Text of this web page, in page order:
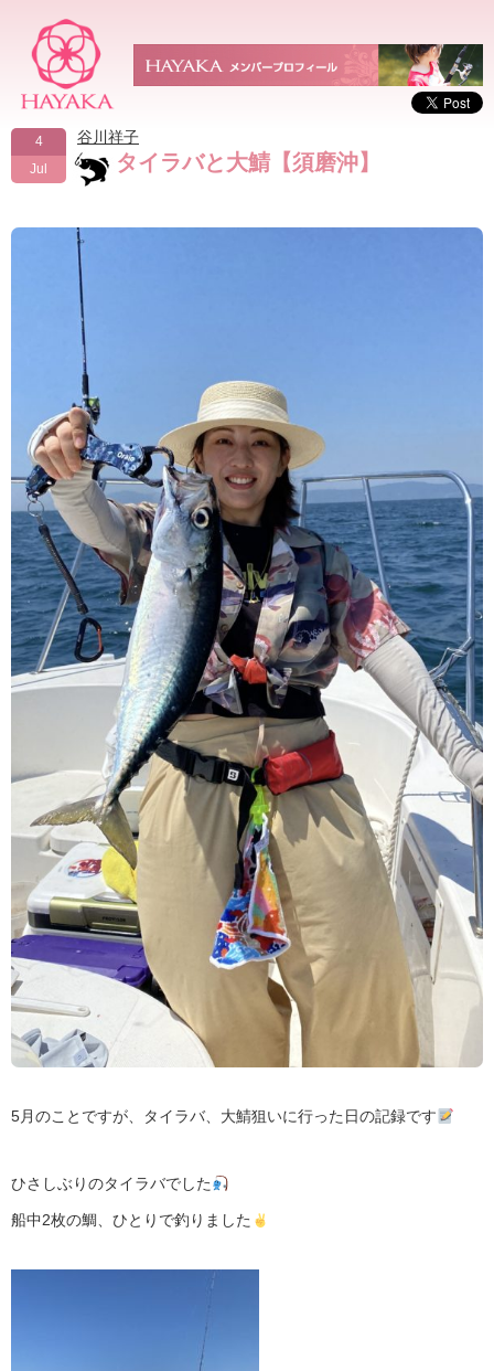
4
Jul
谷川祥子
タイラバと大鯖【須磨沖】
5月のことですが、タイラバ、大鯖狙いに行った日の記録です
ひさしぶりのタイラバでした
船中2枚の鯛、ひとりで釣りました